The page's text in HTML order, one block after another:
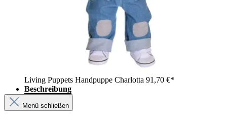
Living Puppets Handpuppe Charlotta 91,70 €*
Beschreibung
Menü schließen